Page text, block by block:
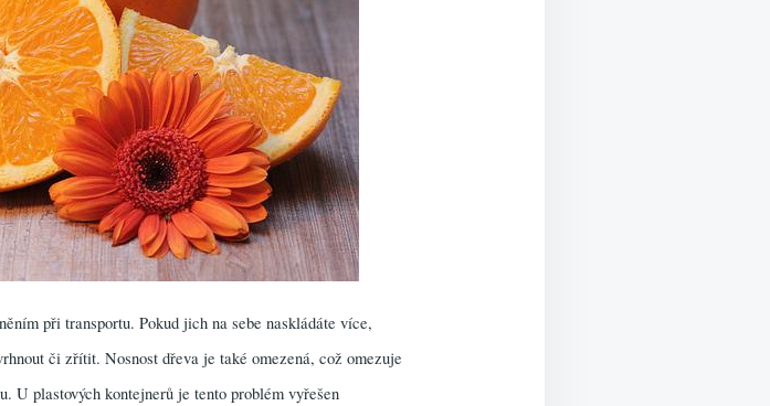
při transportu. Pokud jich na sebe naskládáte více,
či zřítit. Nosnost dřeva je také omezená, což omezuje
U plastových kontejnerů je tento problém vyřešen